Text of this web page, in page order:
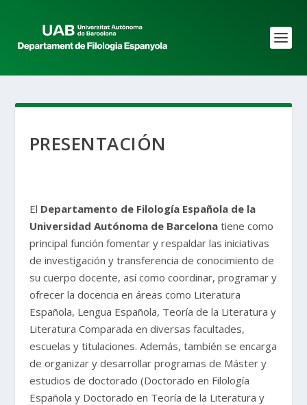
PRESENTACIÓN
El Departamento de Filología Española de la
Universidad Autónoma de Barcelonatiene como
principal función fomentar y respaldar las iniciativas
de investigación y transferencia de conocimiento de
su cuerpo docente, así como coordinar, programar y
ofrecer la docencia en áreas como Literatura
Española, Lengua Española, Teoría de la Literatura y
Literatura Comparada en diversas facultades,
escuelas y titulaciones. Además, también se encarga
de organizar y desarrollar programas de Máster y
estudios de doctorado (Doctorado en Filología
Española y Doctorado en Teoría de la Literatura y